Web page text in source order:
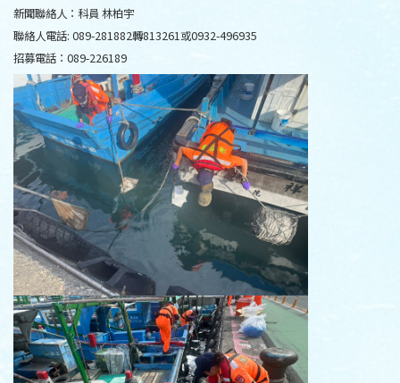
新聞聯絡人：科員 林柏宇
聯絡人電話: 089-281882轉813261或0932-496935
招募電話：089-226189